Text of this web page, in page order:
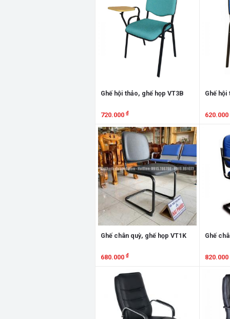
Ghế hội thảo, ghế họp VT3B
720.000 ₫
Xem chi tiết
Ghế hội
620.000
Ghế chân quỳ, ghế họp VT1K
680.000 ₫
Xem chi tiết
Ghế
820.000
Xem